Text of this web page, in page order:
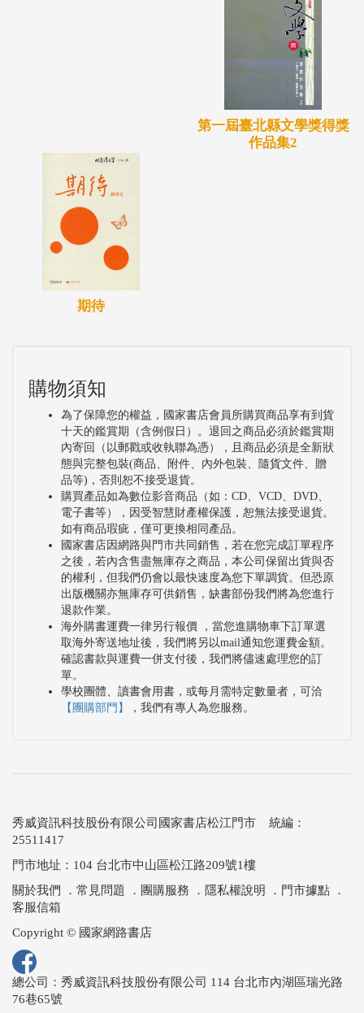
第一屆臺北縣文學獎得獎
作品集2
期待
購物須知
為了保障您的權益，國家書店會員所購買商品享有到貨
十天的鑑賞期（含例假日）。退回之商品必須於鑑賞期
內寄回（以郵戳或收執聯為憑），且商品必須是全新狀
態與完整包裝(商品、附件、內外包裝、隨貨文件、贈
品等)，否則恕不接受退貨。
購買產品如為數位影音商品（如：CD、VCD、DVD、
電子書等），因受智慧財產權保護，恕無法接受退貨。
如有商品瑕疵，僅可更換相同產品。
國家書店因網路與門市共同銷售，若在您完成訂單程序
之後，若內含售盡無庫存之商品，本公司保留出貨與否
的權利，但我們仍會以最快速度為您下單調貨。但恐原
出版機關亦無庫存可供銷售，缺書部份我們將為您進行
退款作業。
海外購書運費一律另行報價 ，當您進購物車下訂單選
取海外寄送地址後，我們將另以mail通知您運費金額。
確認書款與運費一併支付後，我們將儘速處理您的訂
單。
學校團體、讀書會用書，或每月需特定數量者，可洽
【團購部門】
，我們有專人為您服務。
秀威資訊科技股份有限公司國家書店松江門市 統編：
25511417
門市地址：104 台北市中山區松江路209號1樓
關於我們
． 常見問題 ． 團購服務 ． 隱私權說明 ． 門市據點 ．
客服信箱
Copyright © 國家網路書店
總公司：秀威資訊科技股份有限公司 114 台北市內湖區瑞光路
76巷65號